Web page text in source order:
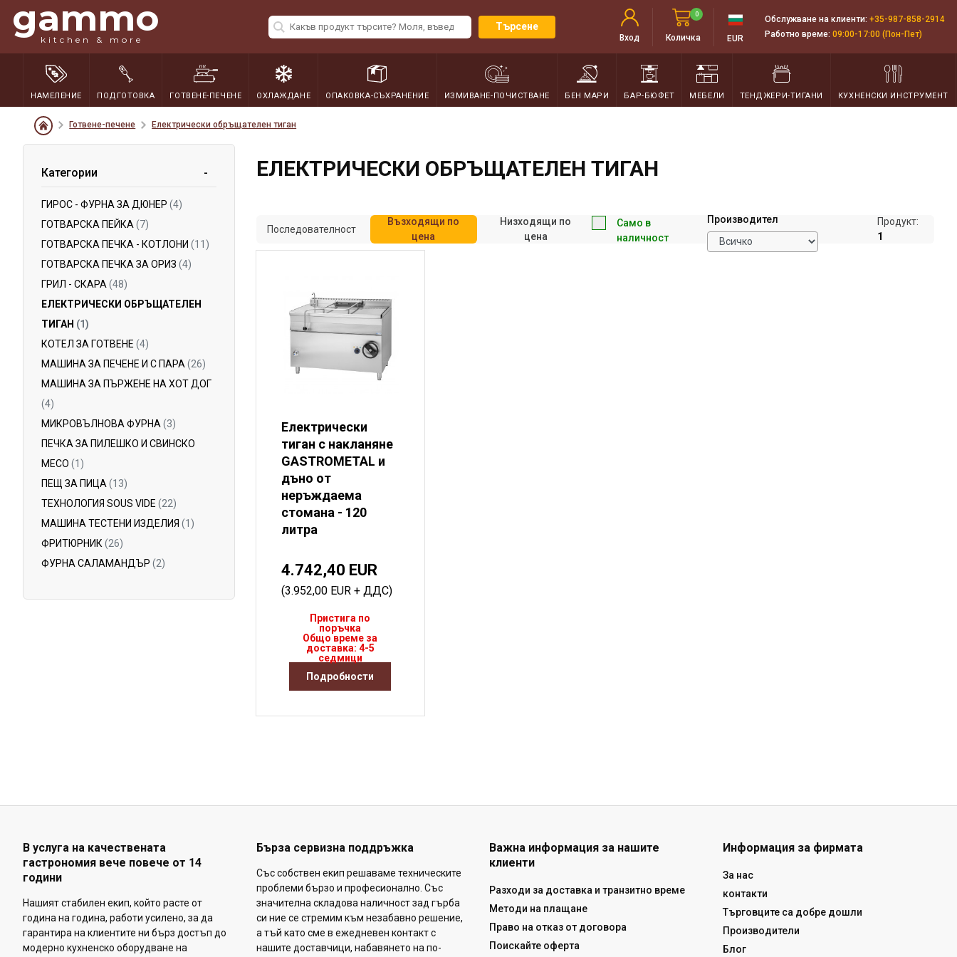
gammo
kitchen & more
Търсене
Вход Количка
0
EUR
Обслужване на клиенти: +35-987-858-2914
Работно време: 09:00-17:00 (Пон-Пет)
НАМЕЛЕНИЕ ПОДГОТОВКА ГОТВЕНЕ-ПЕЧЕНЕ ОХЛАЖДАНЕ ОПАКОВКА-СЪХРАНЕНИЕ ИЗМИВАНЕ-ПОЧИСТВАНЕ БЕН МАРИ БАР-БЮФЕТ МЕБЕЛИ ТЕНДЖЕРИ-ТИГАНИ КУХНЕНСКИ ИНСТРУМЕНТ
Готвене-печене Електрически обръщателен тиган
Категории
ГИРОС - ФУРНА ЗА ДЮНЕР (4)
ГОТВАРСКА ПЕЙКА (7)
ГОТВАРСКА ПЕЧКА - КОТЛОНИ (11)
ГОТВАРСКА ПЕЧКА ЗА ОРИЗ (4)
ГРИЛ - СКАРА (48)
ЕЛЕКТРИЧЕСКИ ОБРЪЩАТЕЛЕН
ТИГАН (1)
КОТЕЛ ЗА ГОТВЕНЕ (4)
МАШИНА ЗА ПЕЧЕНЕ И С ПАРА (26)
МАШИНА ЗА ПЪРЖЕНЕ НА ХОТ ДОГ
(4)
МИКРОВЪЛНОВА ФУРНА (3)
ПЕЧКА ЗА ПИЛЕШКО И СВИНСКО
МЕСО (1)
ПЕЩ ЗА ПИЦА (13)
ТЕХНОЛОГИЯ SOUS VIDE (22)
МАШИНА ТЕСТЕНИ ИЗДЕЛИЯ (1)
ФРИТЮРНИК (26)
ФУРНА САЛАМАНДЪР (2)
ЕЛЕКТРИЧЕСКИ ОБРЪЩАТЕЛЕН ТИГАН
Последователност
Възходящи по
цена
Низходящи по
цена
Само в
наличност
Производител
Продукт:
1
Електрически
тиган с накланяне
GASTROMETAL и
дъно от
неръждаема
стомана - 120
литра
4.742,40 EUR
(3.952,00 EUR + ДДС)
Пристига по
поръчка
Общо време за
доставка: 4-5
седмици
Подробности
В услуга на качествената
гастрономия вече повече от 14
години
Нашият стабилен екип, който расте от
година на година, работи усилено, за да
гарантира на клиентите ни бърз достъп до
модерно кухненско оборудване на
Бърза сервизна поддръжка
Със собствен екип решаваме техническите
проблеми бързо и професионално. Със
значителна складова наличност зад гърба
си ние се стремим към незабавно решение,
а тъй като сме в ежедневен контакт с
нашите доставчици, набавянето на по-
Важна информация за нашите
клиенти
Разходи за доставка и транзитно време
Методи на плащане
Право на отказ от договора
Поискайте оферта
Информация за фирмата
За нас
контакти
Търговците са добре дошли
Производители
Блог